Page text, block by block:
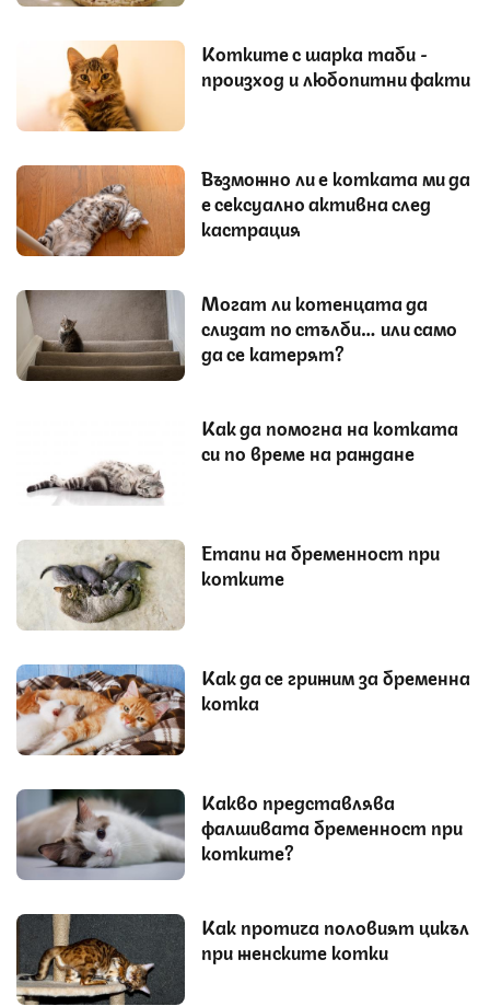
Котките с шарка таби -
произход и любопитни факти
Възможно ли е котката ми да
е сексуално активна след
кастрация
Могат ли котенцата да
слизат по стълби… или само
да се катерят?
Как да помогна на котката
си по време на раждане
Етапи на бременност при
котките
Как да се грижим за бременна
котка
Какво представлява
фалшивата бременност при
котките?
Как протича половият цикъл
при женските котки